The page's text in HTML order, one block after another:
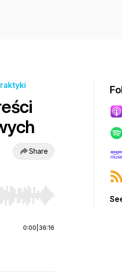
Share
start or end. Hold shift to jump
0:00 36:16